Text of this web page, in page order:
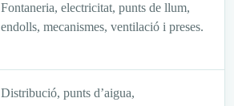
Fontaneria, electricitat, punts de llum,
endolls, mecanismes, ventilació i preses.
Distribució, punts d’aigua,